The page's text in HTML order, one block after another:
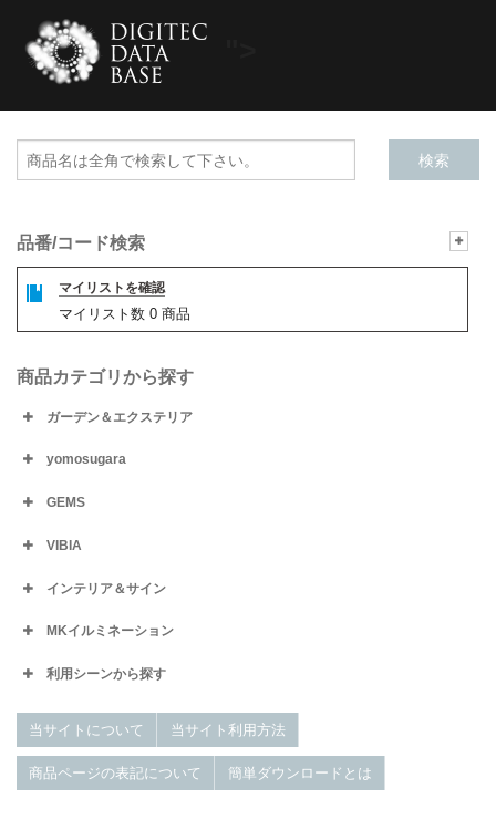
品番/コード検索
マイリストを確認
マイリスト数 0 商品
商品カテゴリから探す
ガーデン＆エクステリア
yomosugara
GEMS
VIBIA
インテリア＆サイン
MKイルミネーション
利用シーンから探す
当サイトについて 当サイト利用方法
商品ページの表記について 簡単ダウンロードとは